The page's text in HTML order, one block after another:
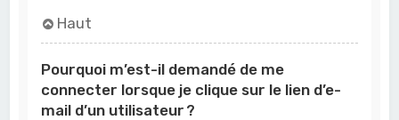
Haut
Pourquoi m’est-il demandé de me
connecter lorsque je clique sur le lien d’e-
mail d’un utilisateur ?